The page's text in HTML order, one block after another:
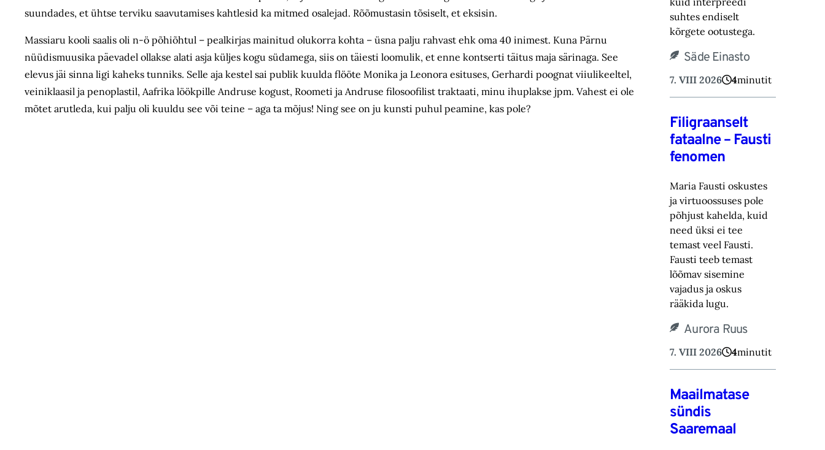
suundades, et ühtse terviku saavutamises kahtlesid ka mitmed osalejad. Rõõmustasin tõsiselt, et eksisin.
Massiaru kooli saalis oli n-ö põhi­õhtul – pealkirjas mainitud olukorra kohta – üsna palju rahvast ehk oma 40 inimest. Kuna Pärnu
nüüdismuusika päevadel ollakse alati asja küljes kogu südamega, siis on täiesti loomulik, et enne kontserti täitus maja särinaga. See
elevus jäi sinna ligi kaheks tunniks. Selle aja kestel sai publik kuulda flööte Monika ja Leonora esituses, Gerhardi poognat viiulikeeltel,
veiniklaasil ja penoplastil, Aafrika löökpille Andruse kogust, Roometi ja Andruse filosoofilist traktaati, minu ihuplakse jpm. Vahest ei ole
mõtet arutleda, kui palju oli kuuldu see või teine – aga ta mõjus! Ning see on ju kunsti puhul peamine, kas pole?
suhtes endiselt
kõrgete ootustega.‎
Säde Einasto
7. VIII 2026 4minutit
Filigraanselt
fataalne – Fausti
fenomen
Maria Fausti oskustes
ja virtuoossuses pole
põhjust kahelda, kuid
need üksi ei tee
temast ‎veel Fausti.
Fausti teeb temast
lõõmav sisemine
vajadus ja oskus
rääkida lugu.‎
Aurora Ruus
7. VIII 2026 4minutit
Maailmatase
sündis
Saaremaal